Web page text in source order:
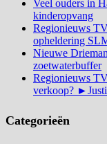
Veel ouders in
kinderopvang
Regionieuws
opheldering
Nieuwe
zoetwaterbuffer
Regionieuws
verkoop?
Categorieën